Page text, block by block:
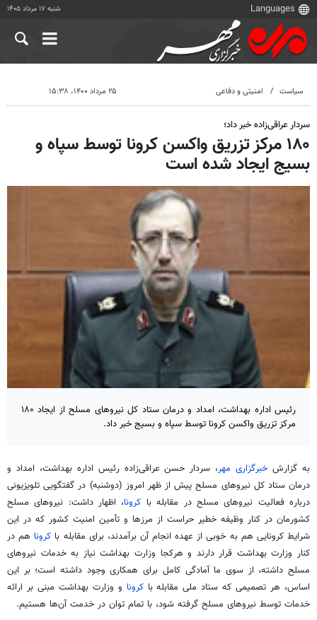
شنبه ۱۷ مرداد ۱۴۰۵
سیاست امنیتی و دفاعی ۲۵ مرداد ۱۴۰۰، ۱۵:۳۸
سردار عراقی‌زاده خبر داد؛
۱۸۰ مرکز تزریق واکسن کرونا توسط سپاه و
بسیج ایجاد شده است
رئیس اداره بهداشت، امداد و درمان ستاد کل نیروهای مسلح از ایجاد ۱۸۰
مرکز تزریق واکسن کرونا توسط سپاه و بسیج خبر داد.
به گزارشخبرگزاری مهر، سردار حسن عراقی‌زاده رئیس اداره بهداشت، امداد و
درمان ستاد کل نیروهای مسلح پیش از ظهر امروز (دوشنبه) در گفتگویی تلویزیونی
درباره فعالیت نیروهای مسلح در مقابله با کرونا، اظهار داشت: نیروهای مسلح
کشورمان در کنار وظیفه خطیر حراست از مرزها و تأمین امنیت کشور که در این
شرایط کرونایی هم به خوبی از عهده انجام آن برآمدند، برای مقابله با کرونا هم در
کنار وزارت بهداشت قرار دارند و هرکجا وزارت بهداشت نیاز به خدمات نیروهای
مسلح داشته، از سوی ما آمادگی کامل برای همکاری وجود داشته است؛ بر این
اساس، هر تصمیمی که ستاد ملی مقابله با کرونا و وزارت بهداشت مبنی بر ارائه
خدمات توسط نیروهای مسلح گرفته شود، با تمام توان در خدمت آن‌ها هستیم.